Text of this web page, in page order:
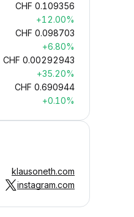
CHF 0.109356
+12.00%
CHF 0.098703
+6.80%
CHF 0.00292943
+35.20%
CHF 0.690944
+0.10%
klausoneth.com
instagram.com